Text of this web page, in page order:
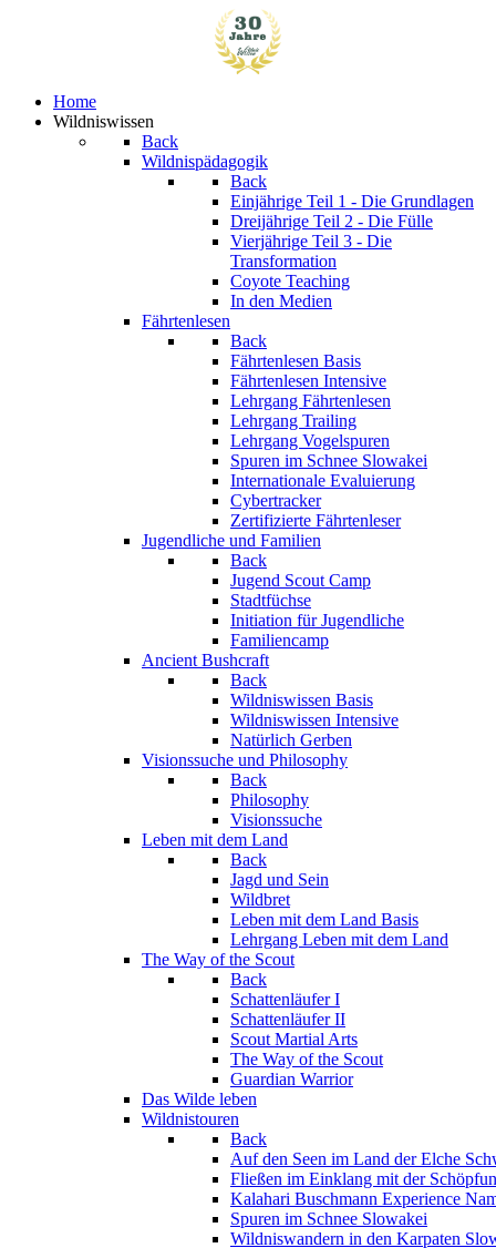
Home
Wildniswissen
Back
Wildnispädagogik
Back
Einjährige Teil 1 - Die Grundlagen
Dreijährige Teil 2 - Die Fülle
Vierjährige Teil 3 - Die
Transformation
Coyote Teaching
In den Medien
Fährtenlesen
Back
Fährtenlesen Basis
Fährtenlesen Intensive
Lehrgang Fährtenlesen
Lehrgang Trailing
Lehrgang Vogelspuren
Spuren im Schnee Slowakei
Internationale Evaluierung
Cybertracker
Zertifizierte Fährtenleser
Jugendliche und Familien
Back
Jugend Scout Camp
Stadtfüchse
Initiation für Jugendliche
Familiencamp
Ancient Bushcraft
Back
Wildniswissen Basis
Wildniswissen Intensive
Natürlich Gerben
Visionssuche und Philosophy
Back
Philosophy
Visionssuche
Leben mit dem Land
Back
Jagd und Sein
Wildbret
Leben mit dem Land Basis
Lehrgang Leben mit dem Land
The Way of the Scout
Back
Schattenläufer I
Schattenläufer II
Scout Martial Arts
The Way of the Scout
Guardian Warrior
Das Wilde leben
Wildnistouren
Back
Auf den Seen im Land der Elche
Fließen im Einklang mit der
Kalahari Buschmann Experience
Spuren im Schnee Slowakei
Wildniswandern in den Karpaten